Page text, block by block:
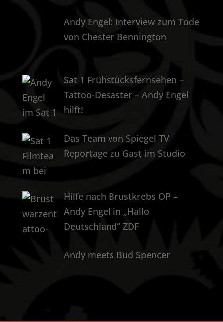
Andy Engel: Interview zum Tode
von Chester Bennington
Sat 1 Frühstücksfernsehen –
Tattoo-Desaster – Andy Engel
hilft!
Das Team von Spiegel TV
Reportage zu Gast im Studio
Hilfe nach Brustkrebs OP –
Andy Engel in „Hallo
Deutschland“ ZDF
Andy meets Bud Spencer